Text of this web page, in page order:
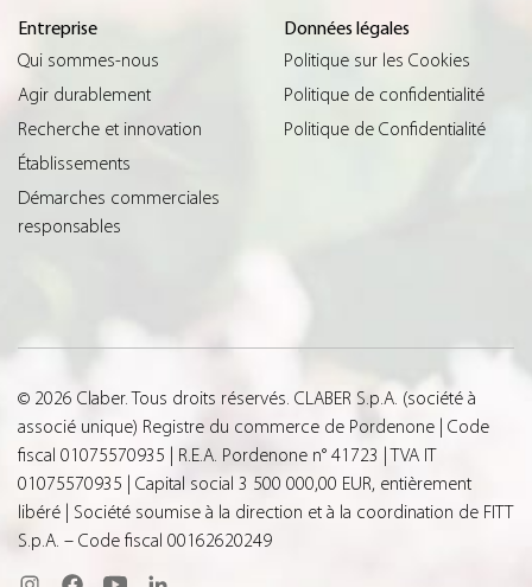
Entreprise
Qui sommes-nous
Agir durablement
Recherche et innovation
Établissements
Démarches commerciales
responsables
Données légales
Politique sur les Cookies
Politique de confidentialité
Politique de Confidentialité
© 2026 Claber. Tous droits réservés. CLABER S.p.A. (société à
associé unique) Registre du commerce de Pordenone | Code
fiscal 01075570935 | R.E.A. Pordenone n° 41723 | TVA IT
01075570935 | Capital social 3 500 000,00 EUR, entièrement
libéré | Société soumise à la direction et à la coordination de FITT
S.p.A. – Code fiscal 00162620249